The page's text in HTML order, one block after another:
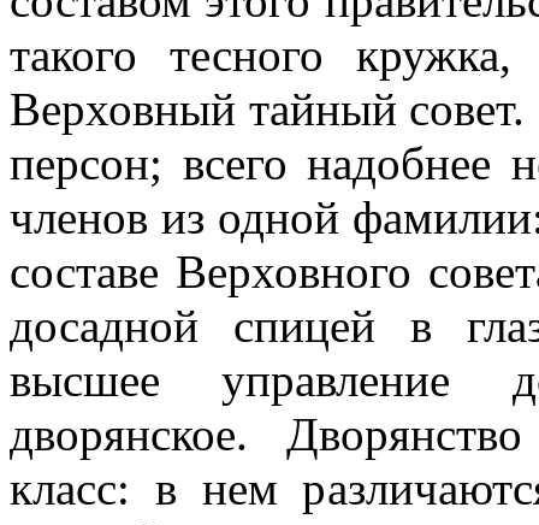
такого тесного
Верховный тайный
персон; всего надобнее
членов из одной
составе Верховного
досадной спицей в
высшее
дворянское.
класс: в нем